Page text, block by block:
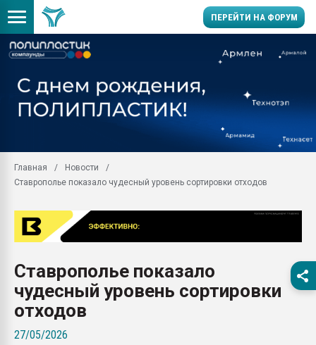
ПЕРЕЙТИ НА ФОРУМ
заводу пластмасс"
28.07.2026
28.07.2026
ситуацией на
Главная
Новости
Ставрополье показало чудесный уровень сортировки отходов
Ставрополье показало
чудесный уровень сортировки
отходов
27/05/2026